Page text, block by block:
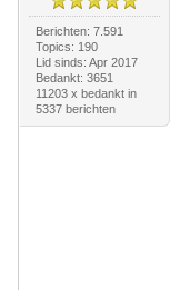
Berichten: 7.591
Topics: 190
Lid sinds: Apr 2017
Bedankt: 3651
11203 x bedankt in
5337 berichten